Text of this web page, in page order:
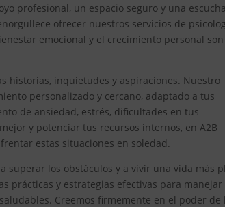
profesional, un espacio seguro y una
ofrecer nuestros servicios de
emocional y el crecimiento personal
historias, inquietudes y aspiraciones. Nuestro
personalizado y cercano, adaptado a tus
de ansiedad, estrés, dificultades en tus
y potenciar tus recursos internos, en A2B
estas situaciones en soledad.
superar los obstáculos y a vivir una vida más
prácticas y estrategias efectivas para
Creemos firmemente en el poder de